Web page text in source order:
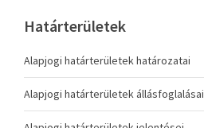
Határterületek
Alapjogi határterületek határozatai
Alapjogi határterületek állásfoglalásai